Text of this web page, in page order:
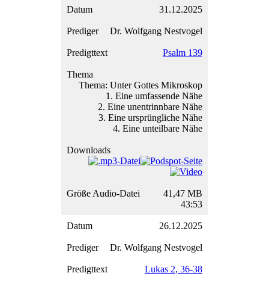
31.12.2025
Dr. Wolfgang Nestvogel
Psalm 139
Thema: Unter Gottes Mikroskop
1. Eine umfassende Nähe
2. Eine unentrinnbare Nähe
3. Eine ursprüngliche Nähe
4. Eine unteilbare Nähe
41,47 MB
43:53
26.12.2025
Dr. Wolfgang Nestvogel
Lukas 2, 36-38